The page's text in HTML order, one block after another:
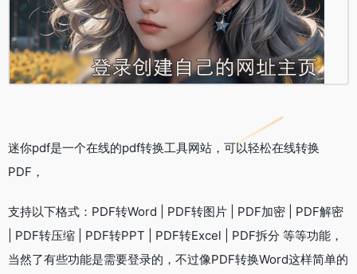
迷你pdf是一个在线的pdf转换工具网站，可以轻松在线转换
PDF，
支持以下格式：PDF转Word | PDF转图片 | PDF加密 | PDF解密
| PDF转压缩 | PDF转PPT | PDF转Excel | PDF拆分 等等功能，
当然了有些功能是需要登录的，不过像PDF转换Word这样简单的